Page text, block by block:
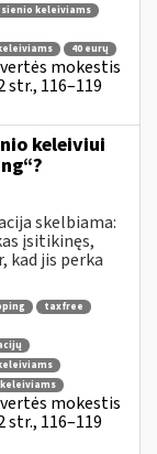
keleiviams
40 eurų
mokestis
str., 116–119
keleiviui
skelbiama:
įsitikinęs,
kad jis perka
taxfree
mokestis
str., 116–119